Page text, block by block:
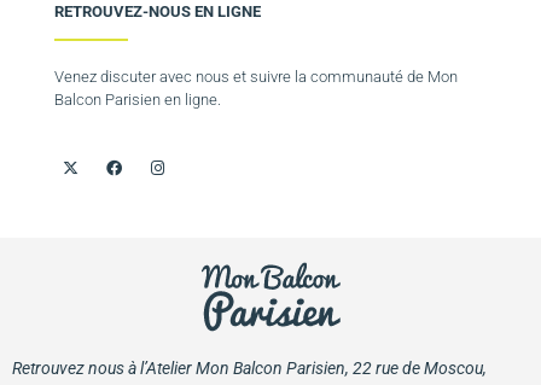
RETROUVEZ-NOUS EN LIGNE
Venez discuter avec nous et suivre la communauté de Mon
Balcon Parisien en ligne.
Retrouvez nous à l’Atelier Mon Balcon Parisien, 22 rue de Moscou,